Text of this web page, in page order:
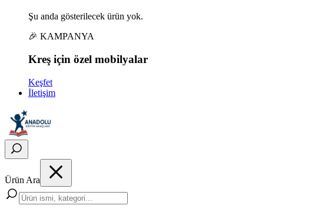
Şu anda gösterilecek ürün yok.
🎉 KAMPANYA
Kreş için özel mobilyalar
Keşfet
İletişim
Ürün Ara